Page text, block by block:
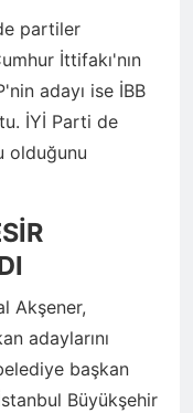
partiler
İttifakı'nın
adayı ise İBB
İYİ Parti de
olduğunu
Akşener,
adaylarını
başkan
Büyükşehir